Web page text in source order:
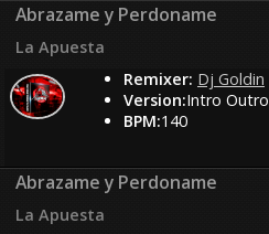
Abrazame y Perdoname
La Apuesta
Remixer: Dj Goldin
Version:Intro Outro
BPM:140
Abrazame y Perdoname
La Apuesta